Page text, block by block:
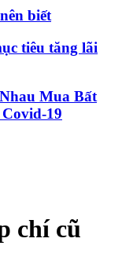
biết
tiêu tăng lãi
Mua Bất
19
chí cũ